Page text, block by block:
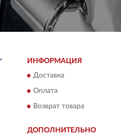
ИНФОРМАЦИЯ
Доставка
Оплата
Возврат товара
ДОПОЛНИТЕЛЬНО